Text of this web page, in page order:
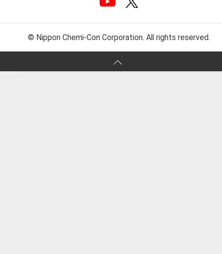
© Nippon Chemi-Con Corporation. All rights reserved.